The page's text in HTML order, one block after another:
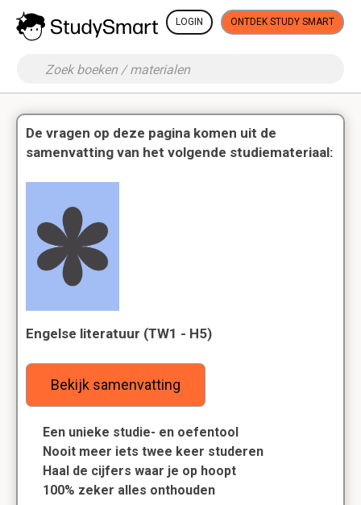
LOGIN ONTDEK STUDY SMART
De vragen op deze pagina komen uit de
samenvatting van het volgende studiemateriaal:
Engelse literatuur (TW1 - H5)
Bekijk samenvatting
Een unieke studie- en oefentool
Nooit meer iets twee keer studeren
Haal de cijfers waar je op hoopt
100% zeker alles onthouden